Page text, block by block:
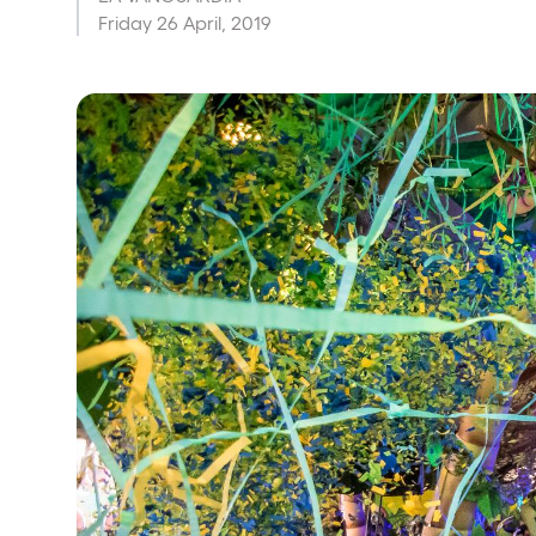
Our Creative World
Music
Sostenibilidad
Quienes somos
¿Quieres trabajar con
elrow News
Friday 26 April, 2019